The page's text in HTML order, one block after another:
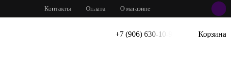
Контакты Оплата О магазине
+7 (906) 630-10-91 Корзина